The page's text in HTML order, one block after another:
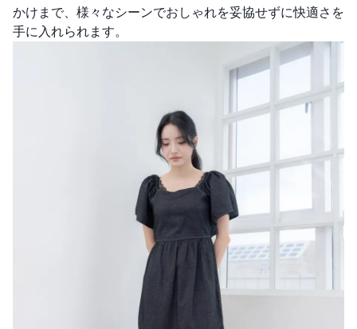
かけまで、様々なシーンでおしゃれを妥協せずに快適さを
手に入れられます。